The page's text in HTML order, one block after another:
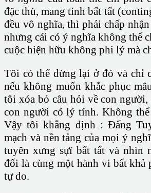
đặc thù, mang tính bất tất
đều vô nghĩa, thì phải chấp
nhưng cái có ý nghĩa không thể
cuộc hiện hữu không phi lý mà
Tôi có thể dừng lại ở đó và chỉ
nếu không muốn khắc phục
tôi xóa bỏ câu hỏi về con
con người có lý tính. Không thể
Vậy tôi khẳng định : Đấng
mạch và nền tảng của mọi ý
tuyên xưng sựï bất tất và nhìn
đối là cùng một hành vi bất khả
tự do.